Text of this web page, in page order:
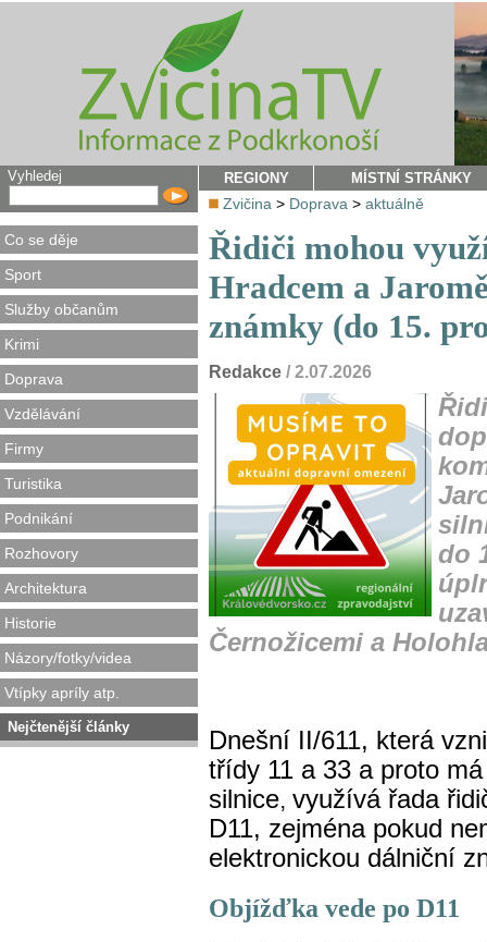
Vyhledej
Co se děje
Sport
Služby občanům
Krimi
Doprava
Vzdělávání
Firmy
Turistika
Podnikání
Rozhovory
Architektura
Historie
Názory/fotky/videa
Vtípky apríly atp.
Nejčtenější články
REGIONY MÍSTNÍ STRÁNKY
Zvičina > Doprava > aktuálně
Řidiči mohou
Hradcem a
známky (do 15.
Redakce / 2.07.2026
do
Černožicemi a
Dnešní II/611, která
třídy 11 a 33 a proto
silnice, využívá řada
D11, zejména pokud
elektronickou dálniční
Objížďka vede po D11